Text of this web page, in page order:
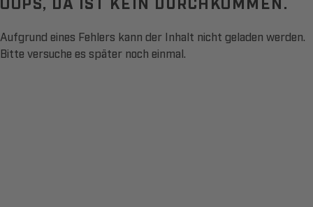
Aufgrund eines Fehlers kann der Inhalt nicht geladen werden.
Bitte versuche es später noch einmal.